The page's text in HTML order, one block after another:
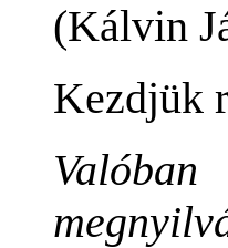
(Kálvin
Kezdjük